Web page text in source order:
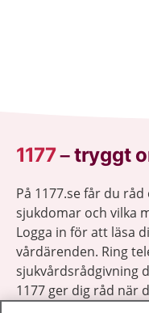
1177–tryggt
På 1177.se får du
sjukdomar och vilka
Logga in för att läsa
vårdärenden. Ring
sjukvårdsrådgivning
1177 ger dig råd när